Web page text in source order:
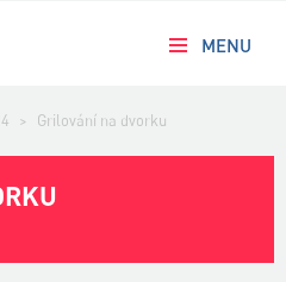
MENU
> Grilování na dvorku